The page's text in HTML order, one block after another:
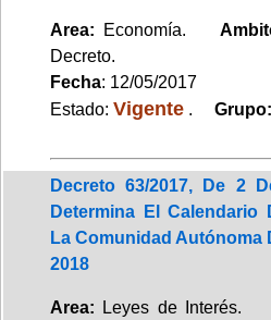
Area: Economía.
Decreto.
Fecha: 12/05/2017
Estado: Vigente . Grupo:
Decreto 63/2017, De 2
Determina El Calendario
La Comunidad Autónoma
2018
Area: Leyes de Interés.